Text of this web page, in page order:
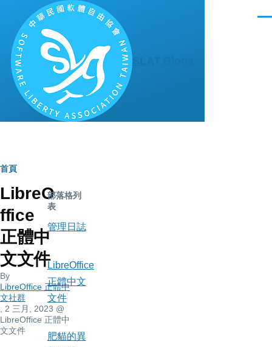
移至主內容
導
航
連
結
首頁
LibreO
ffice
正體中
文文件
By
LibreOffice 正體中
文社群
, 2 三月, 2023 @
LibreOffice 正體中
文文件
部落格列
表
管理日誌
LibreOffice
正體中文
文件
肥貓的異